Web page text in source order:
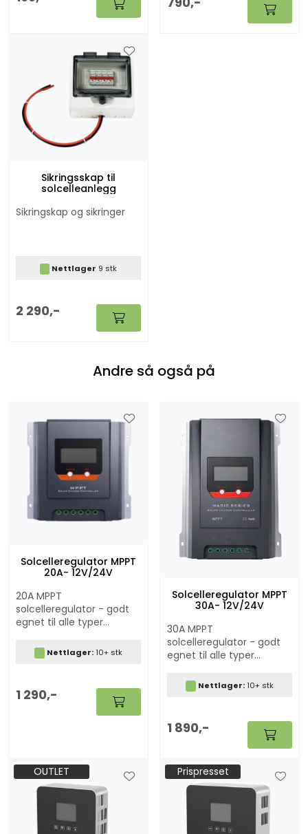
Andre så også på
Solcelleregulator MPPT
20A- 12V/24V
20A MPPT
solcelleregulator - godt
egnet til alle typer
Elektronisk displyay gir
deg info om spenning,
Nettlager:10+ stk
1 290,-
Solcelleregulator MPPT
30A- 12V/24V
30A MPPT
solcelleregulator - godt
egnet til alle typer
lithium. Elektronisk
displyay gir deg info om
Nettlager:10+ stk
1 890,-
OUTLET Prispresset
Sikringsskap til
solcelleanlegg
Sikringskap og sikringer
Nettlager 9 stk
2 290,-